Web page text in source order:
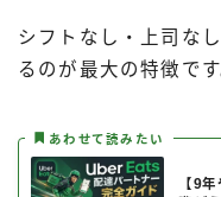
シフトなし・上司な
るのが最大の特徴です
あわせて読みたい
【9